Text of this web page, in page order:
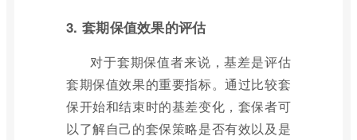
3. 套期保值效果的评估
对于套期保值者来说，基差是评估
套期保值效果的重要指标。通过比较套
保开始和结束时的基差变化，套保者可
以了解自己的套保策略是否有效以及是